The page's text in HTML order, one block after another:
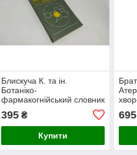
Блискуча К. та ін.
Ботаніко-
фармакогнійський словник
395₴
Купити
695